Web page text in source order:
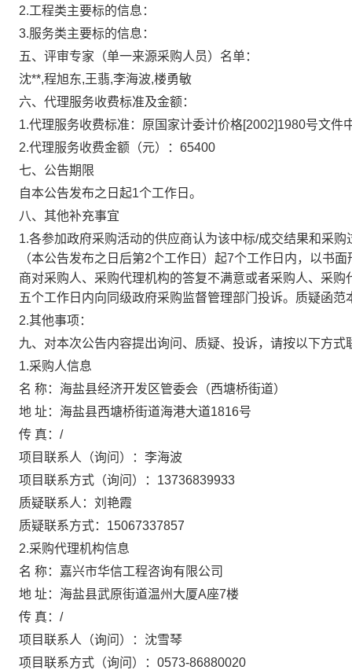
2.工程类主要标的信息：
3.服务类主要标的信息：
五、评审专家（单一来源采购人员）名单：
沈**,程旭东,王翡,李海波,楼勇敏
六、代理服务收费标准及金额：
1.代理服务收费标准：原国家计委计价格[2002]1980号文件
2.代理服务收费金额（元）：65400
七、公告期限
自本公告发布之日起1个工作日。
八、其他补充事宜
1.各参加政府采购活动的供应商认为该中标/成交结果和采
（本公告发布之日后第2个工作日）起7个工作日内，以书
商对采购人、采购代理机构的答复不满意或者采购人、采
五个工作日内向同级政府采购监督管理部门投诉。质疑函
2.其他事项：
九、对本次公告内容提出询问、质疑、投诉，请按以
1.采购人信息
名 称：海盐县经济开发区管委会（西塘桥街道）
地 址：海盐县西塘桥街道海港大道1816号
传 真：/
项目联系人（询问）：李海波
项目联系方式（询问）：13736839933
质疑联系人：刘艳霞
质疑联系方式：15067337857
2.采购代理机构信息
名 称：嘉兴市华信工程咨询有限公司
地 址：海盐县武原街道温州大厦A座7楼
传 真：/
项目联系人（询问）：沈雪琴
项目联系方式（询问）：0573-86880020